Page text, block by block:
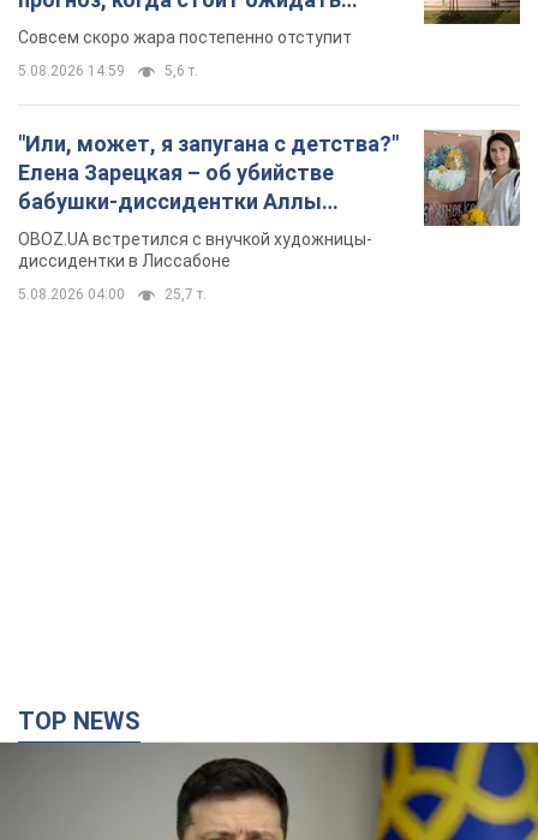
Украина будет уничтожать пусковые
установки российских баллистических ракет:
Зеленский провел заседание СНБО
Глава государства заявил, что установки будут атакованы